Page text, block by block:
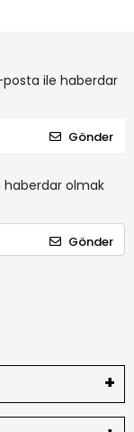
ile haberdar
Gönder
haberdar olmak
Gönder